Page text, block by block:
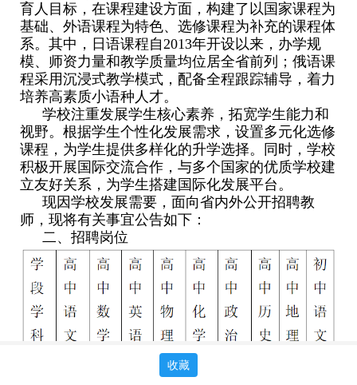
育人目标，在课程建设方面，构建了以国家课程为
基础、外语课程为特色、选修课程为补充的课程体
系。其中，日语课程自2013年开设以来，办学规
模、师资力量和教学质量均位居全省前列；俄语课
程采用沉浸式教学模式，配备全程跟踪辅导，着力
培养高素质小语种人才。
学校注重发展学生核心素养，拓宽学生能力和
视野。根据学生个性化发展需求，设置多元化选修
课程，为学生提供多样化的升学选择。同时，学校
积极开展国际交流合作，与多个国家的优质学校建
立友好关系，为学生搭建国际化发展平台。
现因学校发展需要，面向省内外公开招聘教
师，现将有关事宜公告如下：
二、招聘岗位
收藏